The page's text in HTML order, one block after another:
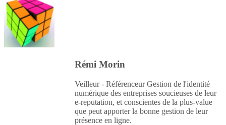
Rémi Morin
Veilleur - Référenceur Gestion de l'identité
numérique des entreprises soucieuses de leur
e-reputation, et conscientes de la plus-value
que peut apporter la bonne gestion de leur
présence en ligne.